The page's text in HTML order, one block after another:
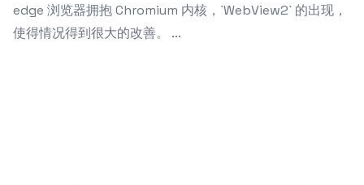
edge 浏览器拥抱 Chromium 内核，`WebView2` 的出现，
使得情况得到很大的改善。 ...